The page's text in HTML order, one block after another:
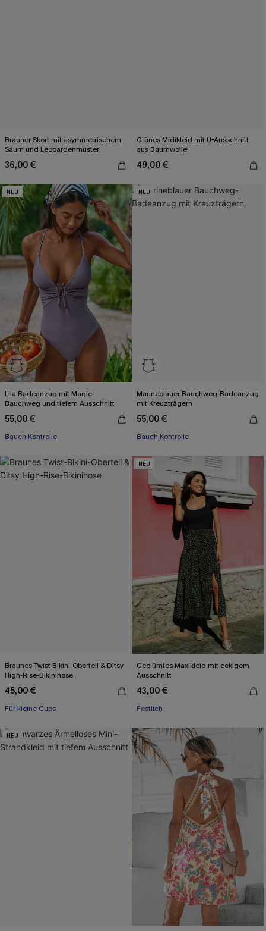
Brauner Skort mit asymmetrischem
Saum und Leopardenmuster
36,00 €
Grünes Midikleid mit U-Ausschnitt
aus Baumwolle
49,00 €
NEU
Lila Badeanzug mit Magic-
Bauchweg und tiefem Ausschnitt
55,00 €
Bauch Kontrolle
NEU
Marineblauer Bauchweg-Badeanzug
mit Kreuzträgern
55,00 €
Bauch Kontrolle
Braunes Twist-Bikini-Oberteil & Ditsy
High-Rise-Bikinihose
45,00 €
Für kleine Cups
NEU
Geblümtes Maxikleid mit eckigem
Ausschnitt
43,00 €
Festlich
NEU